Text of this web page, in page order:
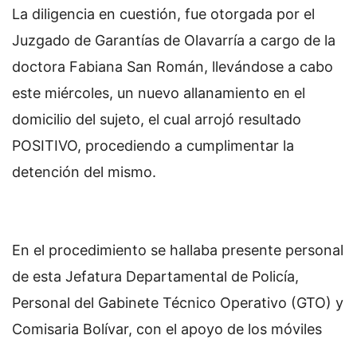
La diligencia en cuestión, fue otorgada por el
Juzgado de Garantías de Olavarría a cargo de la
doctora Fabiana San Román, llevándose a cabo
este miércoles, un nuevo allanamiento en el
domicilio del sujeto, el cual arrojó resultado
POSITIVO, procediendo a cumplimentar la
detención del mismo.
En el procedimiento se hallaba presente personal
de esta Jefatura Departamental de Policía,
Personal del Gabinete Técnico Operativo (GTO) y
Comisaria Bolívar, con el apoyo de los móviles